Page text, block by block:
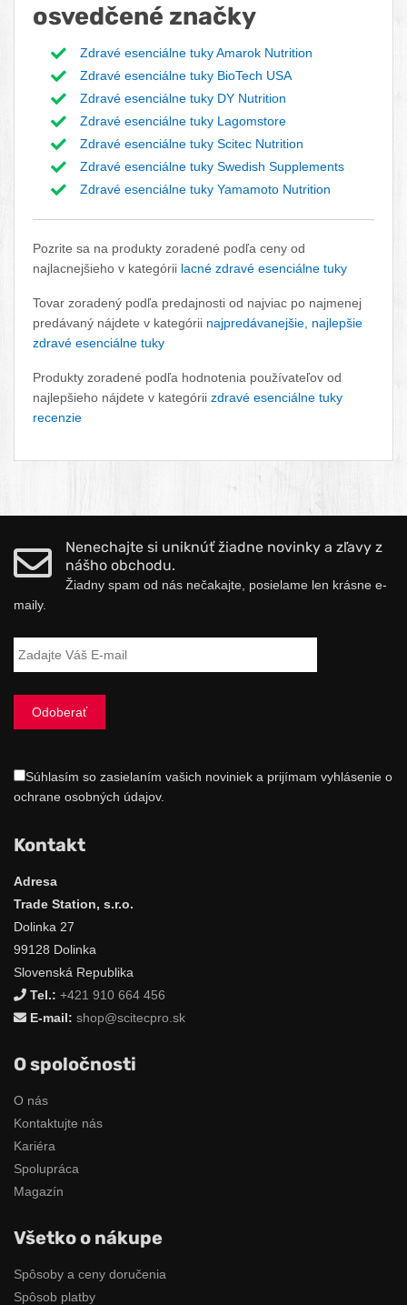
osvedčené značky
Zdravé esenciálne tuky Amarok Nutrition
Zdravé esenciálne tuky BioTech USA
Zdravé esenciálne tuky DY Nutrition
Zdravé esenciálne tuky Lagomstore
Zdravé esenciálne tuky Scitec Nutrition
Zdravé esenciálne tuky Swedish Supplements
Zdravé esenciálne tuky Yamamoto Nutrition
Pozrite sa na produkty zoradené podľa ceny od
najlacnejšieho v kategórii lacné zdravé esenciálne tuky
Tovar zoradený podľa predajnosti od najviac po najmenej
predávaný nájdete v kategórii najpredávanejšie, najlepšie
zdravé esenciálne tuky
Produkty zoradené podľa hodnotenia používateľov od
najlepšieho nájdete v kategórii zdravé esenciálne tuky
recenzie
Nenechajte si uniknúť žiadne novinky a zľavy z
nášho obchodu.
Žiadny spam od nás nečakajte, posielame len krásne e-
maily.
Súhlasím so zasielaním vašich noviniek a prijímam vyhlásenie o
ochrane osobných údajov.
Kontakt
Adresa
Trade Station, s.r.o.
Dolinka 27
99128 Dolinka
Slovenská Republika
Tel.: +421 910 664 456
E-mail: shop@scitecpro.sk
O spoločnosti
O nás
Kontaktujte nás
Kariéra
Spolupráca
Magazín
Všetko o nákupe
Spôsoby a ceny doručenia
Spôsob platby